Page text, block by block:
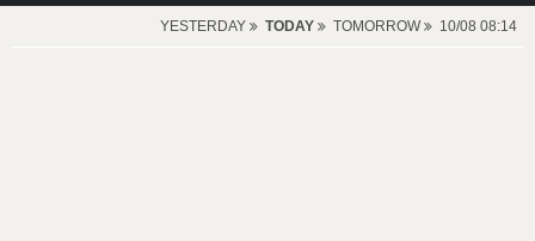
YESTERDAY TODAY TOMORROW 10/08 08:14